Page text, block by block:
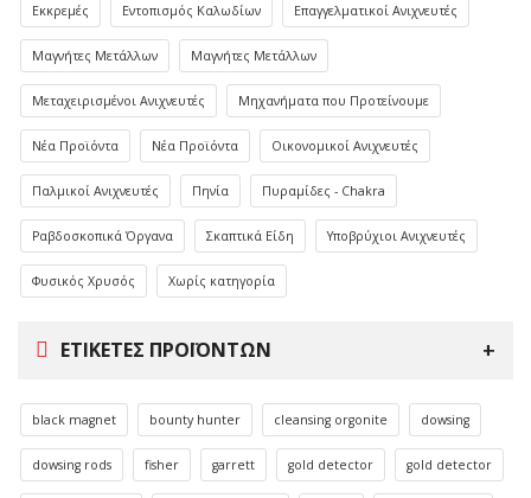
Εκκρεμές Εντοπισμός Καλωδίων Επαγγελματικοί Ανιχνευτές
Μαγνήτες Μετάλλων Μαγνήτες Μετάλλων
Μεταχειρισμένοι Ανιχνευτές Μηχανήματα που Προτείνουμε
Νέα Προϊόντα Νέα Προϊόντα Οικονομικοί Ανιχνευτές
Παλμικοί Ανιχνευτές Πηνία Πυραμίδες - Chakra
Ραβδοσκοπικά Όργανα Σκαπτικά Είδη Υποβρύχιοι Ανιχνευτές
Φυσικός Χρυσός Χωρίς κατηγορία
ΕΤΙΚΈΤΕΣ ΠΡΟΪΌΝΤΩΝ
black magnet bounty hunter cleansing orgonite dowsing
dowsing rods fisher garrett gold detector gold detector